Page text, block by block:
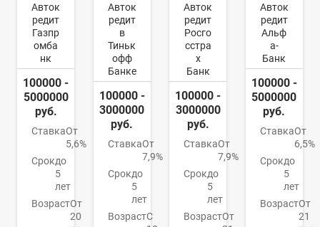
Авток
редит
Газпр
омба
нк
100000 -
5000000
руб.
СтавкаОт
5,6%
Срокдо
5
лет
ВозрастОт
20
Авток
редит
в
Тиньк
офф
Банке
100000 -
3000000
руб.
СтавкаОт
7,9%
Срокдо
5
лет
ВозрастС
Авток
редит
Росго
сстра
х
Банк
100000 -
3000000
руб.
СтавкаОт
7,9%
Срокдо
5
лет
ВозрастОт
Авток
редит
Альф
а-
Банк
100000 -
5000000
руб.
СтавкаОт
6,5%
Срокдо
5
лет
ВозрастОт
21